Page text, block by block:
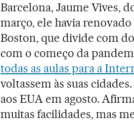
Barcelona, Jaume Vives,
março, ele havia
Boston, que divide com
com o começo da
todas as aulas para a
voltassem às suas
aos EUA em agosto.
muitas facilidades, mas